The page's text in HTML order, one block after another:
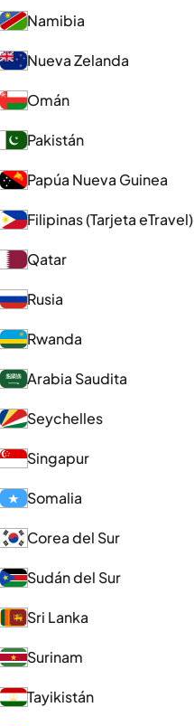
Namibia
Nueva Zelanda
Omán
Pakistán
Papúa Nueva Guinea
Filipinas (Tarjeta eTravel)
Qatar
Rusia
Rwanda
Arabia Saudita
Seychelles
Singapur
Somalia
Corea del Sur
Sudán del Sur
Sri Lanka
Surinam
Tayikistán